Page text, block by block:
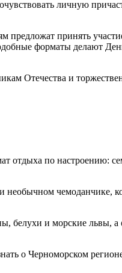
личную
предложат принять
форматы делают
Отечества и
отдыха по настроению:
необычном чемоданчике,
белухи и морские львы, а
о Черноморском